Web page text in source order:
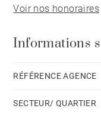
avec séjour,
Le second
et une salle de
Voir nos honoraires
Informations
RÉFÉRENCE AGENCE
SECTEUR/ QUARTIER